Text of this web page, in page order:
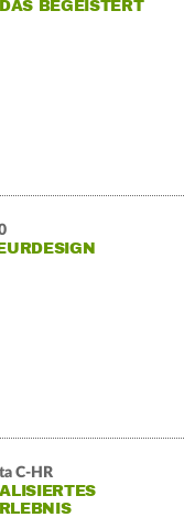
BEGEISTERT
C-HR